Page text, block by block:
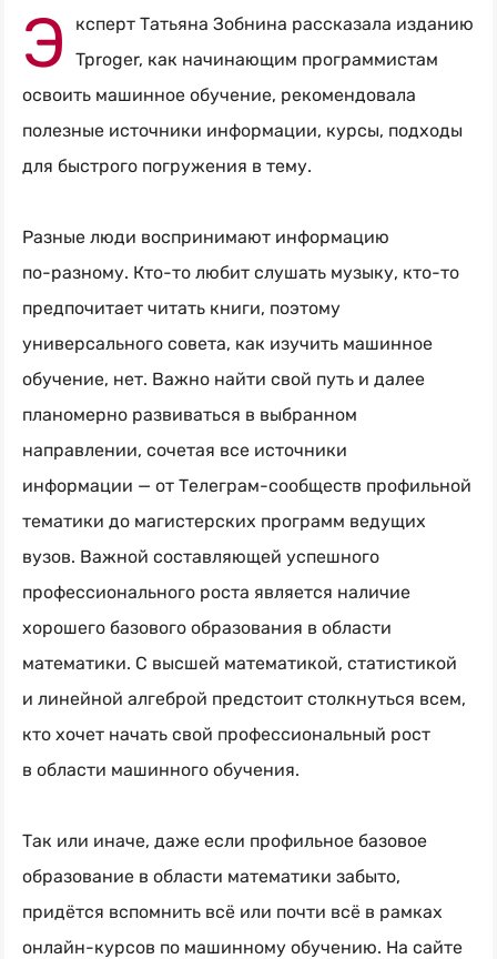
Э
ксперт Татьяна Зобнина рассказала изданию
Tproger, как начинающим программистам
освоить машинное обучение, рекомендовала
полезные источники информации, курсы, подходы
для быстрого погружения в тему.
Разные люди воспринимают информацию
по-разному. Кто-то любит слушать музыку, кто-то
предпочитает читать книги, поэтому
универсального совета, как изучить машинное
обучение, нет. Важно найти свой путь и далее
планомерно развиваться в выбранном
направлении, сочетая все источники
информации — от Телеграм-сообществ профильной
тематики до магистерских программ ведущих
вузов. Важной составляющей успешного
профессионального роста является наличие
хорошего базового образования в области
математики. С высшей математикой, статистикой
и линейной алгеброй предстоит столкнуться всем,
кто хочет начать свой профессиональный рост
в области машинного обучения.
Так или иначе, даже если профильное базовое
образование в области математики забыто,
придётся вспомнить всё или почти всё в рамках
онлайн-курсов по машинному обучению. На сайте